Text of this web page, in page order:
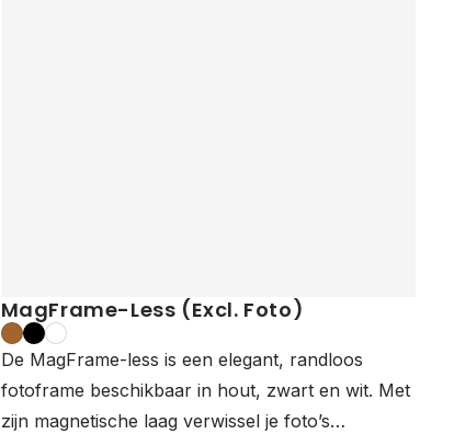
MagFrame-Less (Excl. Foto)
De MagFrame-less is een elegant, randloos
fotoframe beschikbaar in hout, zwart en wit. Met
zijn magnetische laag verwissel je foto’s